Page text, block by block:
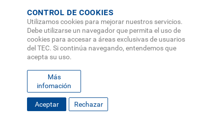
CONTROL DE COOKIES
Utilizamos cookies para mejorar nuestros servicios.
Debe utilizarse un navegador que permita el uso de
cookies para accesar a áreas exclusivas de usuarios
del TEC. Si continúa navegando, entendemos que
acepta su uso.
Más
infomación
Aceptar Rechazar